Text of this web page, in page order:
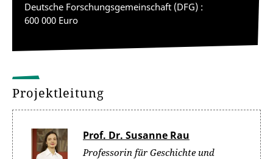
Deutsche Forschungsgemeinschaft (DFG) :
600 000 Euro
Projektleitung
Prof. Dr. Susanne Rau
Professorin für Geschichte und